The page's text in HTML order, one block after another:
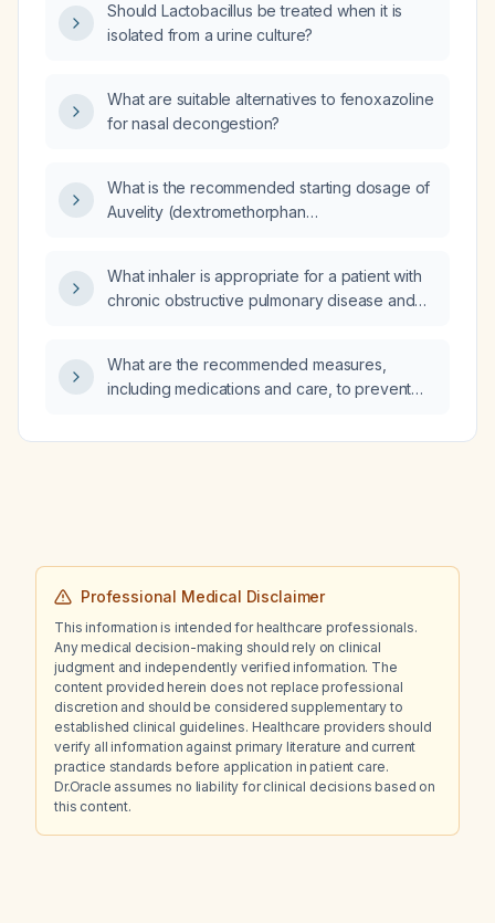
completing a course for a urinary tract
infection?
Should Lactobacillus be treated when it is
isolated from a urine culture?
What are suitable alternatives to fenoxazoline
for nasal decongestion?
What is the recommended starting dosage of
Auvelity (dextromethorphan
What inhaler is appropriate for a patient with
chronic obstructive pulmonary disease and
What are the recommended measures,
including medications and care, to prevent
Professional Medical Disclaimer
This information is intended for healthcare professionals.
Any medical decision-making should rely on clinical
judgment and independently verified information. The
content provided herein does not replace professional
discretion and should be considered supplementary to
established clinical guidelines. Healthcare providers should
verify all information against primary literature and current
practice standards before application in patient care.
Dr.Oracle assumes no liability for clinical decisions based on
this content.